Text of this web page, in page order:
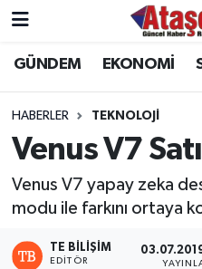
GÜNDEM EKONOMİ
HABERLER TEKNOLOJİ
Venus V7
Venus V7 yapay zeka
modu ile farkını ortaya
TE BILIŞIM
EDITÖR
Hava Durumu
Trafik Durumu
Süper Lig Puan
Tüm Manşetler
Son Dakika Haberleri